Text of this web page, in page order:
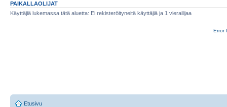
PAIKALLAOLIJAT
Käyttäjiä lukemassa tätä aluetta: Ei rekisteröityneitä käyttäjiä ja 1 vierailijaa
Error
Etusivu